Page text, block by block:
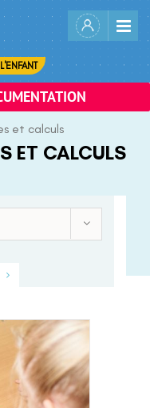
et calculs
ET CALCULS